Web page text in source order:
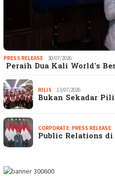
PRESS RELEASE 30/07/2026
Peraih Dua Kali World’s
RILIS 13/07/2026
Bukan Sekadar
CORPORATE, PRESS RELEASE
Public Relations